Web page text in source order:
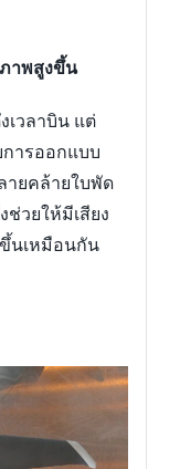
าพสูงขึ้น
เวลาบิน แต่
การออกแบบ
ายคล้ายใบพัด
ช่วยให้มีเสียง
นเหมือนกัน